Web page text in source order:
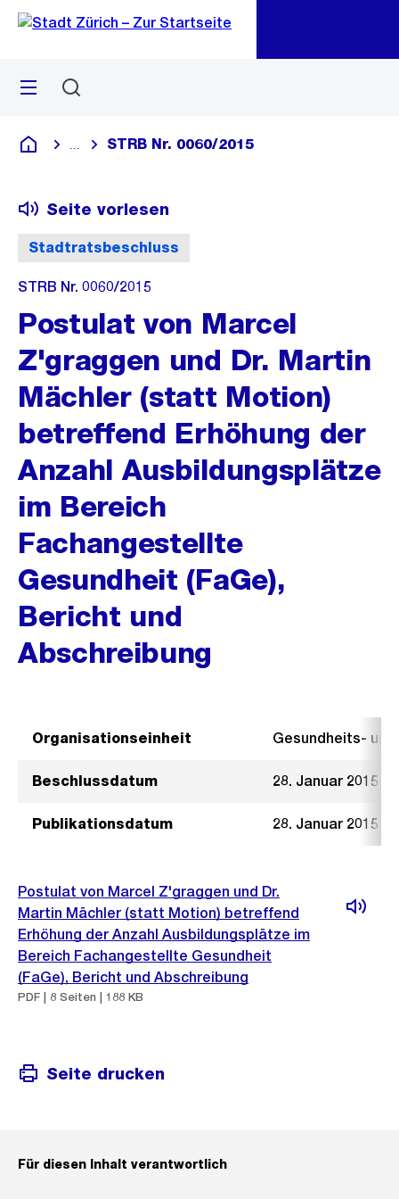
Navigation
Sprunglink
Menü
Deutsch
Blende alle Breadcrumbs ein
STRB Nr. 0060/2015
Stadtratsbeschluss
Seite vorlesen
STRB Nr. 0060/2015
Postulat von Marcel
Z'graggen und Dr. Martin
Mächler (statt Motion)
betreffend Erhöhung der
Anzahl Ausbildungsplätze
im Bereich
Fachangestellte
Gesundheit (FaGe),
Bericht und
Abschreibung
Organisationseinheit Gesundheits-
Beschlussdatum 28. Januar 2015
Publikationsdatum 28. Januar 2015
Postulat von Marcel Z'graggen und Dr.
Martin Mächler (statt Motion) betreffend
Erhöhung der Anzahl Ausbildungsplätze im
Bereich Fachangestellte Gesundheit
(FaGe), Bericht und Abschreibung
PDF | 8 Seiten | 188 KB
Seite drucken
Für diesen Inhalt verantwortlich